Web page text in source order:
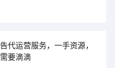
代运营服务，一手资源，
要滴滴